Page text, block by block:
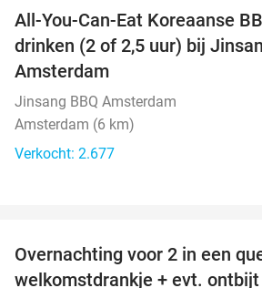
All-You-Can-Eat Koreaanse
drinken (2 of 2,5 uur) bij
Amsterdam
Jinsang BBQ Amsterdam
Amsterdam (6 km)
Verkocht: 2.677
Overnachting voor 2 in een
welkomstdrankje + evt.